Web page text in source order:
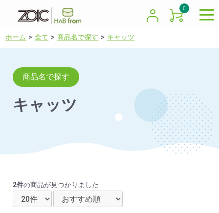
0
ホーム 全て 商品名で探す キャッツ
商品名で探す
キャッツ
2件の商品が見つかりました